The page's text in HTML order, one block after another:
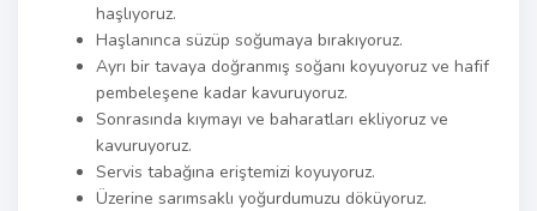
haşlıyoruz.
Haşlanınca süzüp soğumaya bırakıyoruz.
Ayrı bir tavaya doğranmış soğanı koyuyoruz ve hafif
pembeleşene kadar kavuruyoruz.
Sonrasında kıymayı ve baharatları ekliyoruz ve
kavuruyoruz.
Servis tabağına eriştemizi koyuyoruz.
Üzerine sarımsaklı yoğurdumuzu döküyoruz.